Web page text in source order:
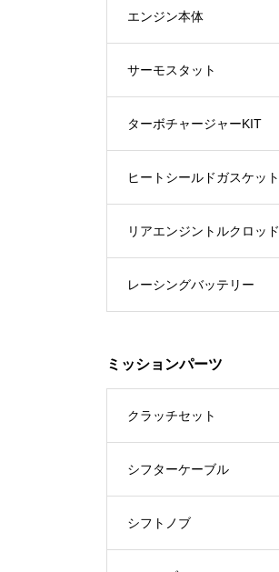
エンジン本体
サーモスタット
ターボチャージャーKIT
ヒートシールドガスケット
リアエンジントルクロッド
レーシングバッテリー
ミッションパーツ
クラッチセット
シフターケーブル
シフトノブ